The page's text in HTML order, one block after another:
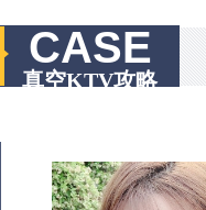
CASE
真空KTV攻略